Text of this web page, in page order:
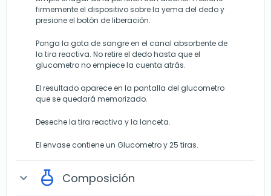
firmemente el dispositivo sobre la yema del dedo y
presione el botón de liberación.
Ponga la gota de sangre en el canal absorbente de
la tira reactiva. No retire el dedo hasta que el
glucometro no empiece la cuenta atrás.
El resultado aparece en la pantalla del glucometro
que se quedará memorizado.
Deseche la tira reactiva y la lanceta.
El envase contiene un Glucometro y 25 tiras.
expand_more Composición